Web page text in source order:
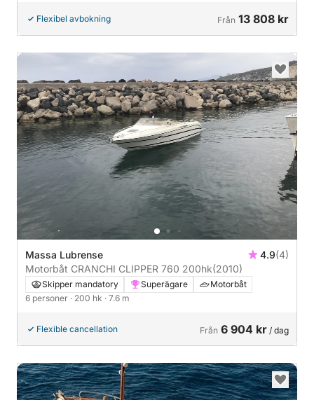
Flexibel avbokning Från 13 808 kr
Massa Lubrense 4.9(4)
Motorbåt CRANCHI CLIPPER 760 200hk(2010)
Skipper mandatory Superägare
Motorbåt
6 personer · 200 hk · 7.6 m
Flexible cancellation Från 6 904 kr / dag